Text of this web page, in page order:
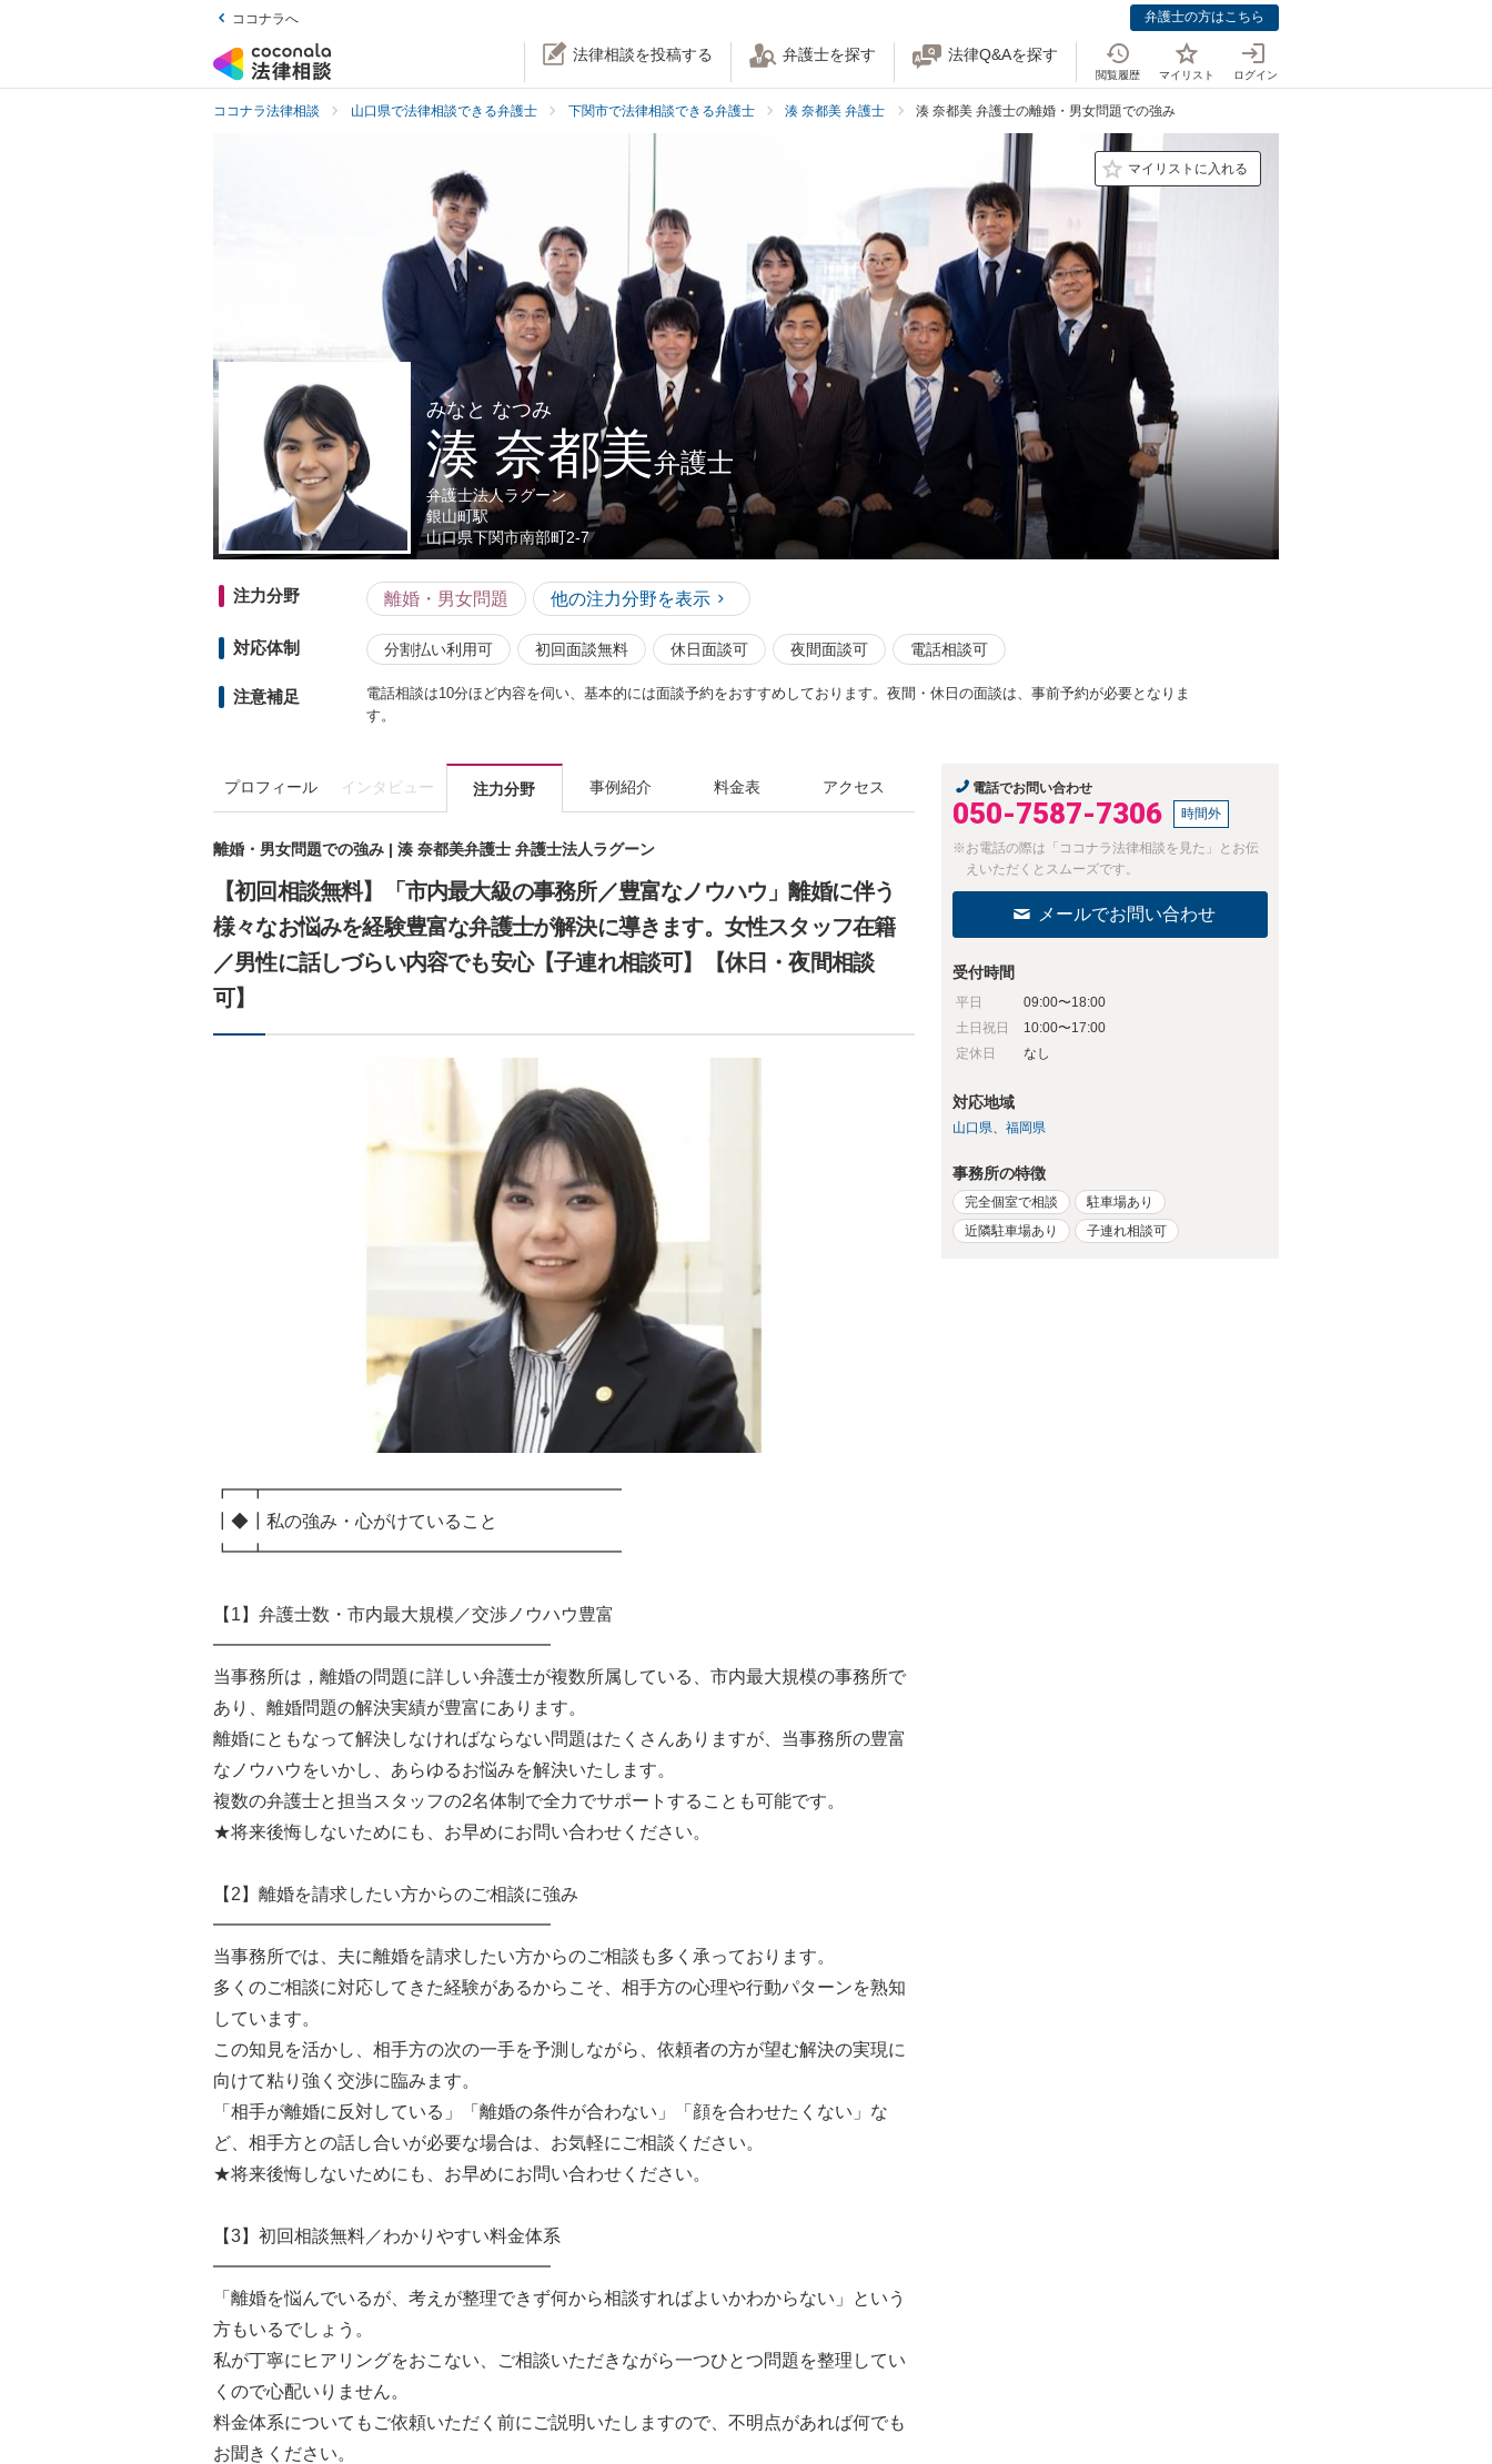
ココナラへ 弁護士の方はこちら
法律相談を投稿する 弁護士を探す 法律Q&Aを探す
閲覧履歴 マイリスト ログイン
ココナラ法律相談 山口県で法律相談できる弁護士 下関市で法律相談できる弁護士 湊 奈都美 弁護士 湊 奈都美 弁護士の離婚・男女問題での強み
マイリストに入れる
みなと なつみ
湊 奈都美弁護士
弁護士法人ラグーン
銀山町駅
山口県下関市南部町2-7
注力分野 離婚・男女問題 他の注力分野を表示
対応体制 分割払い利用可 初回面談無料 休日面談可 夜間面談可 電話相談可
注意補足
電話相談は10分ほど内容を伺い、基本的には面談予約をおすすめしております。夜間・休日の面談は、事前予約が必要となりま
す。
プロフィール インタビュー 注力分野 事例紹介 料金表 アクセス
離婚・男女問題での強み | 湊 奈都美弁護士 弁護士法人ラグーン
【初回相談無料】「市内最大級の事務所／豊富なノウハウ」離婚に伴う
様々なお悩みを経験豊富な弁護士が解決に導きます。女性スタッフ在籍
／男性に話しづらい内容でも安心【子連れ相談可】【休日・夜間相談
可】
┏━┳━━━━━━━━━━━━━━━━━━━━
┃◆┃私の強み・心がけていること
┗━┻━━━━━━━━━━━━━━━━━━━━
【1】弁護士数・市内最大規模／交渉ノウハウ豊富
━━━━━━━━━━━━━━━━━━━
当事務所は，離婚の問題に詳しい弁護士が複数所属している、市内最大規模の事務所で
あり、離婚問題の解決実績が豊富にあります。
離婚にともなって解決しなければならない問題はたくさんありますが、当事務所の豊富
なノウハウをいかし、あらゆるお悩みを解決いたします。
複数の弁護士と担当スタッフの2名体制で全力でサポートすることも可能です。
★将来後悔しないためにも、お早めにお問い合わせください。
【2】離婚を請求したい方からのご相談に強み
━━━━━━━━━━━━━━━━━━━
当事務所では、夫に離婚を請求したい方からのご相談も多く承っております。
多くのご相談に対応してきた経験があるからこそ、相手方の心理や行動パターンを熟知
しています。
この知見を活かし、相手方の次の一手を予測しながら、依頼者の方が望む解決の実現に
向けて粘り強く交渉に臨みます。
「相手が離婚に反対している」「離婚の条件が合わない」「顔を合わせたくない」な
ど、相手方との話し合いが必要な場合は、お気軽にご相談ください。
★将来後悔しないためにも、お早めにお問い合わせください。
【3】初回相談無料／わかりやすい料金体系
━━━━━━━━━━━━━━━━━━━
「離婚を悩んでいるが、考えが整理できず何から相談すればよいかわからない」という
方もいるでしょう。
私が丁寧にヒアリングをおこない、ご相談いただきながら一つひとつ問題を整理してい
くので心配いりません。
料金体系についてもご依頼いただく前にご説明いたしますので、不明点があれば何でも
お聞きください。
電話でお問い合わせ
050-7587-7306 時間外
※お電話の際は「ココナラ法律相談を見た」とお伝
えいただくとスムーズです。
メールでお問い合わせ
受付時間
平日
09:00〜18:00
土日祝日
10:00〜17:00
定休日
なし
対応地域
山口県 福岡県
事務所の特徴
完全個室で相談
駐車場あり
近隣駐車場あり
子連れ相談可